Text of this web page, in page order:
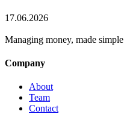
17.06.2026
Managing money, made simple
Company
About
Team
Contact